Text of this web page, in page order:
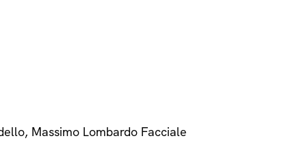
Massimo Lombardo Facciale